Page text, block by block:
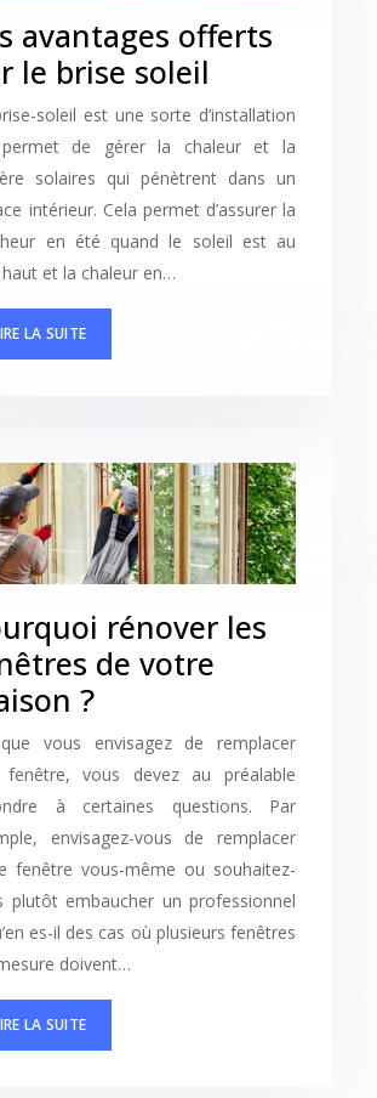
avantages offerts
le brise soleil
soleil est une sorte d’installation
de gérer la chaleur et la
solaires qui pénètrent dans un
intérieur. Cela permet d’assurer la
en été quand le soleil est au
et la chaleur en…
LA SUITE
rénover les
de votre
?
vous envisagez de remplacer
fenêtre, vous devez au préalable
à certaines questions. Par
envisagez-vous de remplacer
fenêtre vous-même ou souhaitez-
plutôt embaucher un professionnel
es-il des cas où plusieurs fenêtres
doivent…
LA SUITE